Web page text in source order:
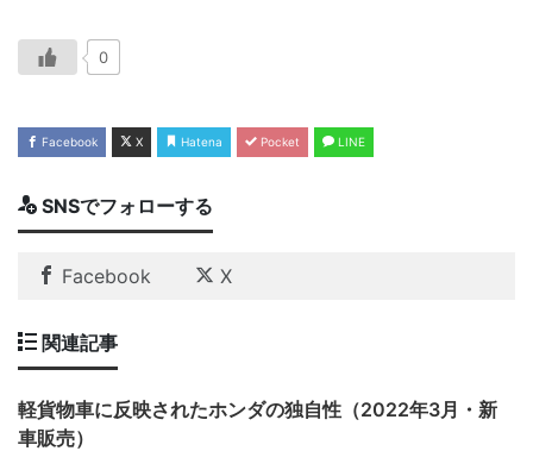
0
Facebook X Hatena Pocket LINE
SNSでフォローする
Facebook X
関連記事
軽貨物車に反映されたホンダの独自性（2022年3月・新
車販売）